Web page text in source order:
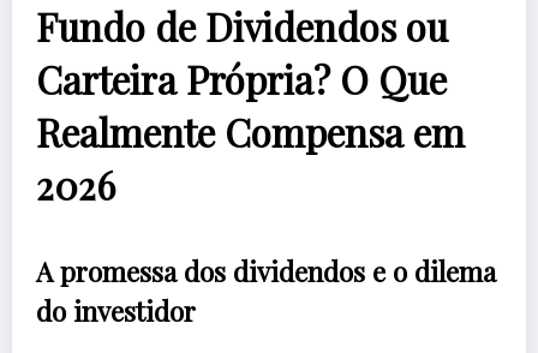
Fundo de Dividendos ou
Carteira Própria? O Que
Realmente Compensa em
2026
A promessa dos dividendos e o dilema
do investidor